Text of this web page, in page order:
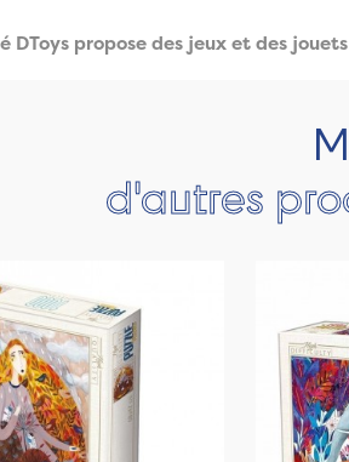
DToys propose des jeux et des
d'autres